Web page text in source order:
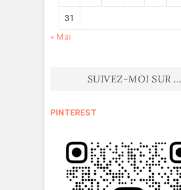
31
« Mai
SUIVEZ-MOI SUR …
PINTEREST